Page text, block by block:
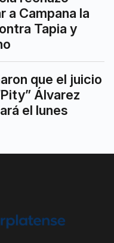
a Campana la
Tapia y
que el juicio
Álvarez
el lunes